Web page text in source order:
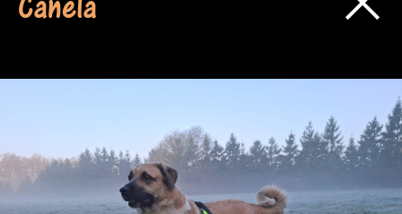
Canela